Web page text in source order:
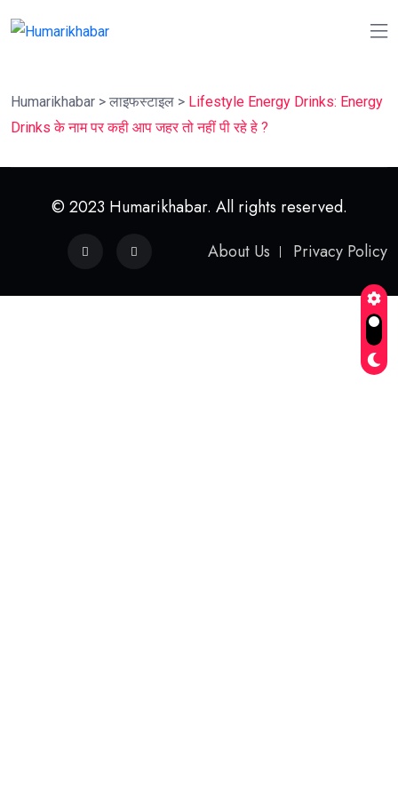
Humarikhabar > लाइफस्‍टाइल > Lifestyle Energy Drinks: Energy
Drinks के नाम पर कही आप जहर तो नहीं पी रहे हे ?
© 2023 Humarikhabar. All rights reserved.
About Us
Privacy Policy